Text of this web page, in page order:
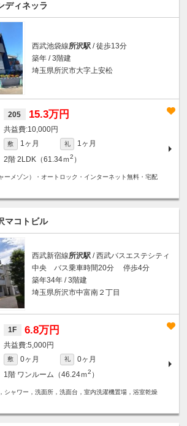
ディネッラ
西武池袋線所沢駅 / 徒歩13分
築年 / 3階建
埼玉県所沢市大字上安松
205 15.3万円
10,000円
敷 1ヶ月 礼
1ヶ月
2階 2LDK（61.34ｍ2 ）
ーメゾン）・オートロック・インターネット無料・宅配
マコトビル
西武新宿線所沢駅 / 西武バスエステシティ
中央 バス乗車時間20分 停歩4分
築年34年 / 3階建
埼玉県所沢市中富南２丁目
1F 6.8万円
5,000円
敷 0ヶ月 礼
0ヶ月
1階 ワンルーム（46.24ｍ2 ）
シャワー，洗面所，洗面台，室内洗濯機置場，浴室乾燥